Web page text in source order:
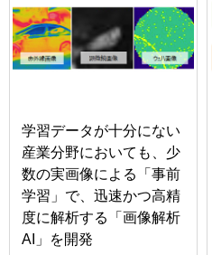
学習データが十分にない
産業分野においても、少
数の実画像による「事前
学習」で、迅速かつ高精
度に解析する「画像解析
AI」を開発